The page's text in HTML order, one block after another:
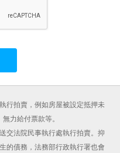
行拍賣，例如房屋被設定抵押未
力給付票款等。
交法院民事執行處執行拍賣。抑
的債務，法務部行政執行署也會